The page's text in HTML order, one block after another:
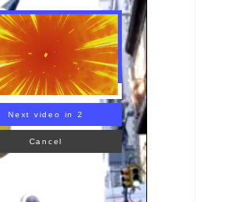
Next video in 1
Cancel